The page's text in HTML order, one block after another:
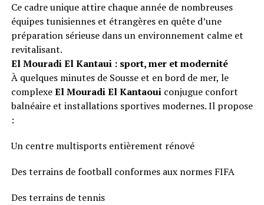
Ce cadre unique attire chaque année de nombreuses
équipes tunisiennes et étrangères en quête d’une
préparation sérieuse dans un environnement calme et
revitalisant.
El Mouradi El Kantaui : sport, mer et modernité
À quelques minutes de Sousse et en bord de mer, le
complexeEl Mouradi El Kantaouiconjugue confort
balnéaire et installations sportives modernes. Il propose
:
Un centre multisports entièrement rénové
Des terrains de football conformes aux normes FIFA
Des terrains de tennis